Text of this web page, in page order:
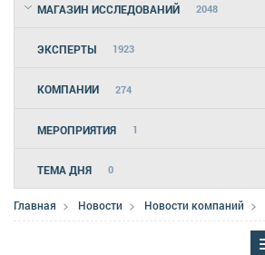
МАГАЗИН ИССЛЕДОВАНИЙ 2048
ЭКСПЕРТЫ 1923
КОМПАНИИ 274
МЕРОПРИЯТИЯ 1
ТЕМА ДНЯ 0
Главная Новости Новости компаний